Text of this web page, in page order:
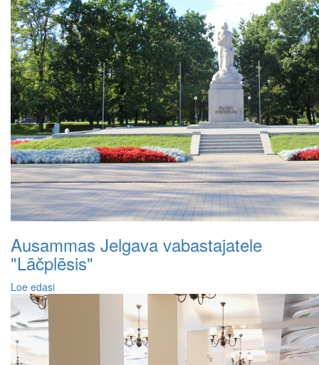
Ausammas Jelgava vabastajatele
"Lāčplēsis"
Loe edasi